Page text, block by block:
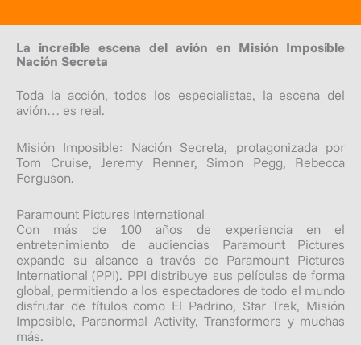
La increíble escena del avión en Misión Imposible
Nación Secreta
Toda la acción, todos los especialistas, la escena del
avión… es real.
Misión Imposible: Nación Secreta, protagonizada por
Tom Cruise, Jeremy Renner, Simon Pegg, Rebecca
Ferguson.
Paramount Pictures International
Con más de 100 años de experiencia en el
entretenimiento de audiencias Paramount Pictures
expande su alcance a través de Paramount Pictures
International (PPI). PPI distribuye sus películas de forma
global, permitiendo a los espectadores de todo el mundo
disfrutar de títulos como El Padrino, Star Trek, Misión
Imposible, Paranormal Activity, Transformers y muchas
más.